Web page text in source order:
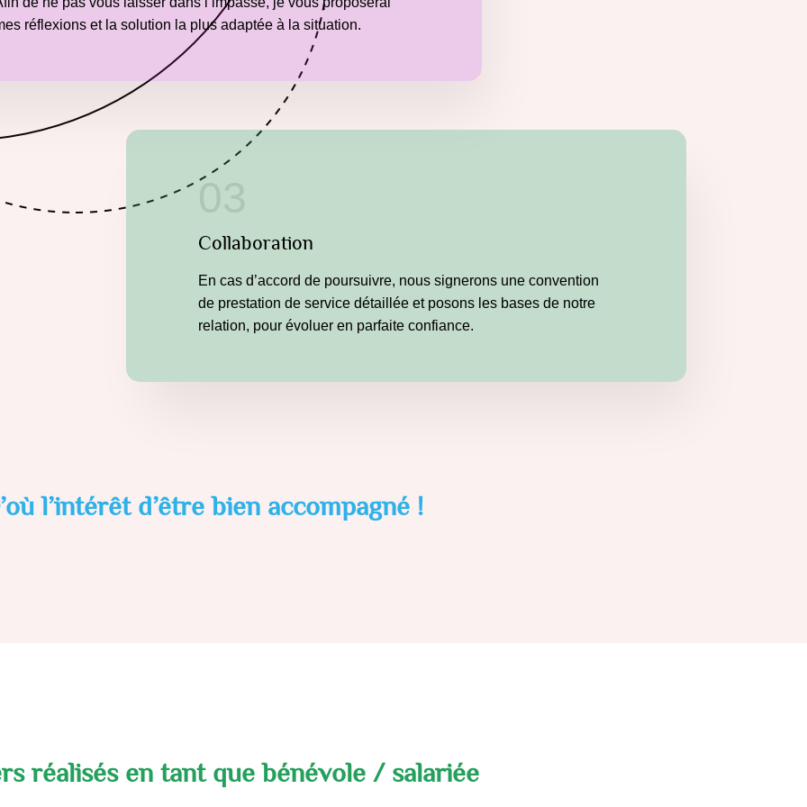
réflexions et la solution la plus adaptée à la situation.
03
Collaboration
En cas d’accord de poursuivre, nous signerons une convention
de prestation de service détaillée et posons les bases de notre
relation, pour évoluer en parfaite confiance.
l’intérêt d’être bien accompagné !
réalisés en tant que bénévole / salariée